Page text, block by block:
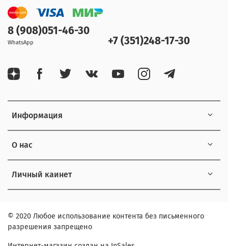
Информация
О нас
Личный каинет
8 (908)051-46-30
WhatsApp +7 (351)248-17-30
© 2020 Любое использование контента без письменного
разрешения запрещено